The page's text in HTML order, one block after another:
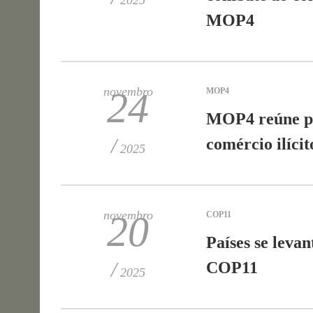
MOP4
novembro
24
/ 2025
MOP4
MOP4 reúne
comércio
novembro
20
/ 2025
COP11
Países se
COP11